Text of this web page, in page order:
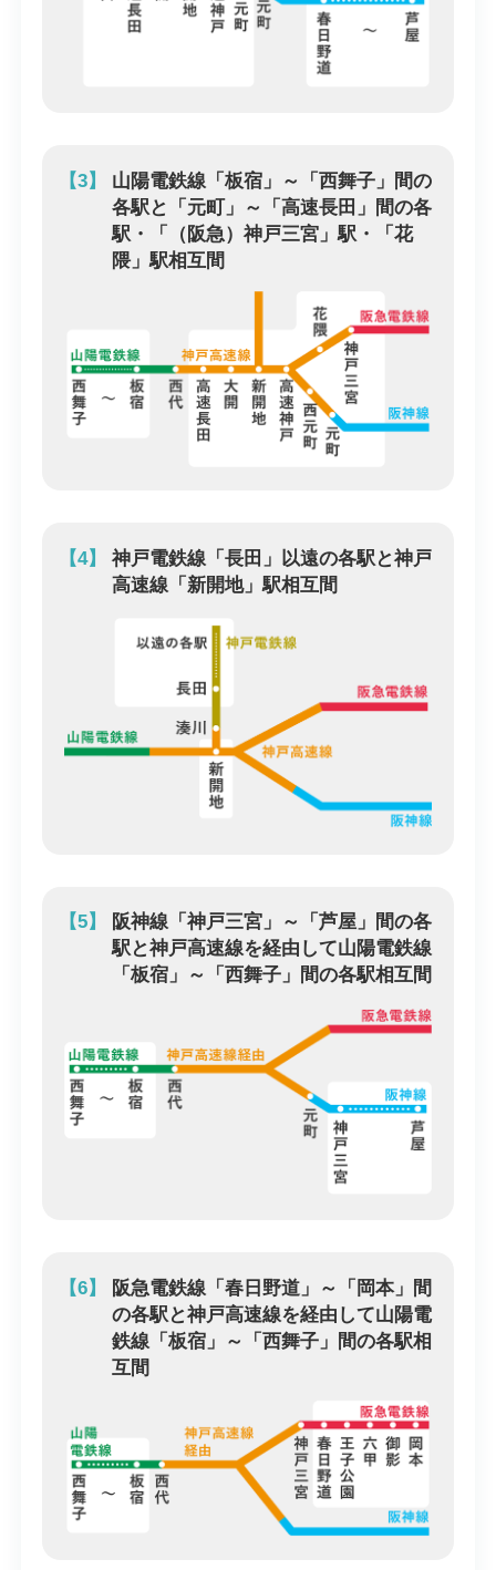
【3】
山陽電鉄線「板宿」～「西舞子」間の
各駅と「元町」～「高速長田」間の各
駅・「（阪急）神戸三宮」駅・「花
隈」駅相互間
【4】
神戸電鉄線「長田」以遠の各駅と神戸
高速線「新開地」駅相互間
【5】
阪神線「神戸三宮」～「芦屋」間の各
駅と神戸高速線を経由して山陽電鉄線
「板宿」～「西舞子」間の各駅相互間
【6】
阪急電鉄線「春日野道」～「岡本」間
の各駅と神戸高速線を経由して山陽電
鉄線「板宿」～「西舞子」間の各駅相
互間